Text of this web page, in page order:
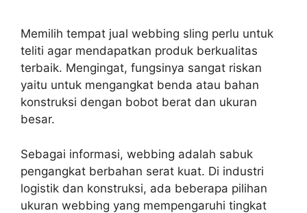
Memilih tempat jual webbing sling perlu untuk
teliti agar mendapatkan produk berkualitas
terbaik. Mengingat, fungsinya sangat riskan
yaitu untuk mengangkat benda atau bahan
konstruksi dengan bobot berat dan ukuran
besar.
Sebagai informasi, webbing adalah sabuk
pengangkat berbahan serat kuat. Di industri
logistik dan konstruksi, ada beberapa pilihan
ukuran webbing yang mempengaruhi tingkat